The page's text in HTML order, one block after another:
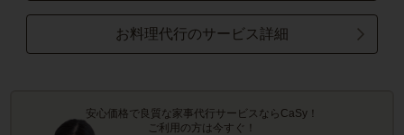
お料理代行のサービス詳細
安心価格で良質な家事代行サービスならCaSy！
ご利用の方は今すぐ！